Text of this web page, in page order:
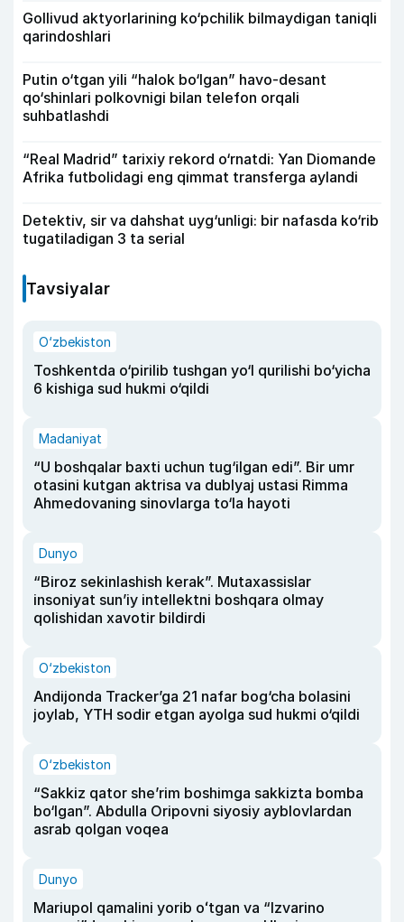
Gollivud aktyorlarining ko‘pchilik bilmaydigan taniqli
qarindoshlari
Putin o‘tgan yili “halok bo‘lgan” havo-desant
qo‘shinlari polkovnigi bilan telefon orqali
suhbatlashdi
“Real Madrid” tarixiy rekord o‘rnatdi: Yan Diomande
Afrika futbolidagi eng qimmat transferga aylandi
Detektiv, sir va dahshat uyg‘unligi: bir nafasda ko‘rib
tugatiladigan 3 ta serial
Tavsiyalar
O‘zbekiston
Toshkentda o‘pirilib tushgan yo‘l qurilishi bo‘yicha
6 kishiga sud hukmi o‘qildi
Madaniyat
“U boshqalar baxti uchun tug‘ilgan edi”. Bir umr
otasini kutgan aktrisa va dublyaj ustasi Rimma
Ahmedovaning sinovlarga to‘la hayoti
Dunyo
“Biroz sekinlashish kerak”. Mutaxassislar
insoniyat sun’iy intellektni boshqara olmay
qolishidan xavotir bildirdi
O‘zbekiston
Andijonda Tracker’ga 21 nafar bog‘cha bolasini
joylab, YTH sodir etgan ayolga sud hukmi o‘qildi
O‘zbekiston
“Sakkiz qator she’rim boshimga sakkizta bomba
bo‘lgan”. Abdulla Oripovni siyosiy ayblovlardan
asrab qolgan voqea
Dunyo
Mariupol qamalini yorib oʻtgan va “Izvarino